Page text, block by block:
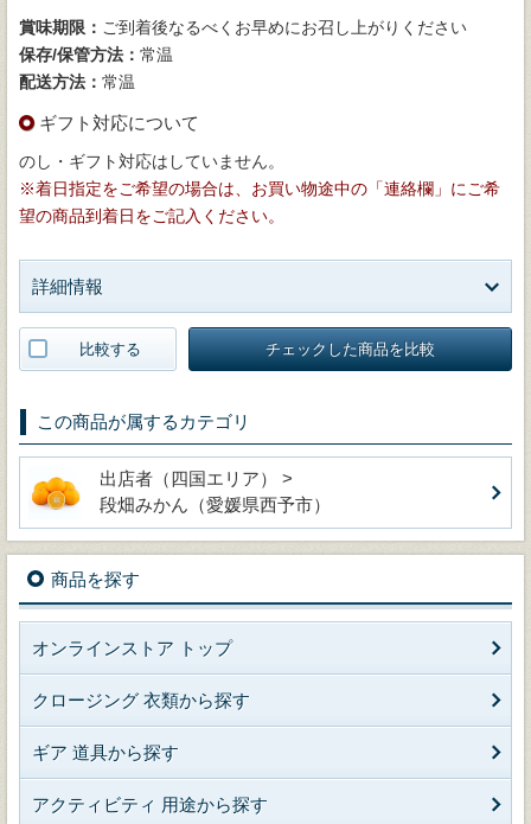
賞味期限： ご到着後なるべくお早めにお召し上がりください
保存/保管方法： 常温
配送方法： 常温
ギフト対応について
のし・ギフト対応はしていません。
※着日指定をご希望の場合は、お買い物途中の「連絡欄」にご希
望の商品到着日をご記入ください。
詳細情報
比較する チェックした商品を比較
この商品が属するカテゴリ
出店者（四国エリア） >
段畑みかん（愛媛県西予市）
商品を探す
オンラインストア トップ
クロージング 衣類から探す
ギア 道具から探す
アクティビティ 用途から探す